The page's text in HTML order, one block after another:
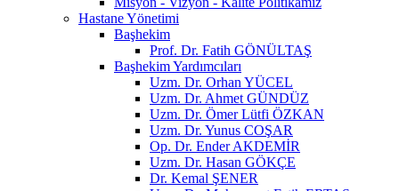
Hastane Yönetimi
Başhekim
Prof. Dr. Fatih GÖNÜLTAŞ
Başhekim Yardımcıları
Uzm. Dr. Orhan YÜCEL
Uzm. Dr. Ahmet GÜNDÜZ
Uzm. Dr. Ömer Lütfi ÖZKAN
Uzm. Dr. Yunus COŞAR
Op. Dr. Ender AKDEMİR
Uzm. Dr. Hasan GÖKÇE
Dr. Kemal ŞENER